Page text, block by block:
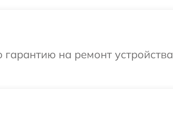
на ремонт устройства